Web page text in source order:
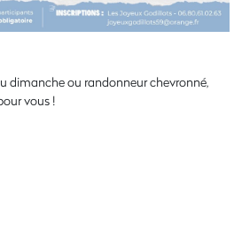
dimanche ou randonneur chevronné,
vous !